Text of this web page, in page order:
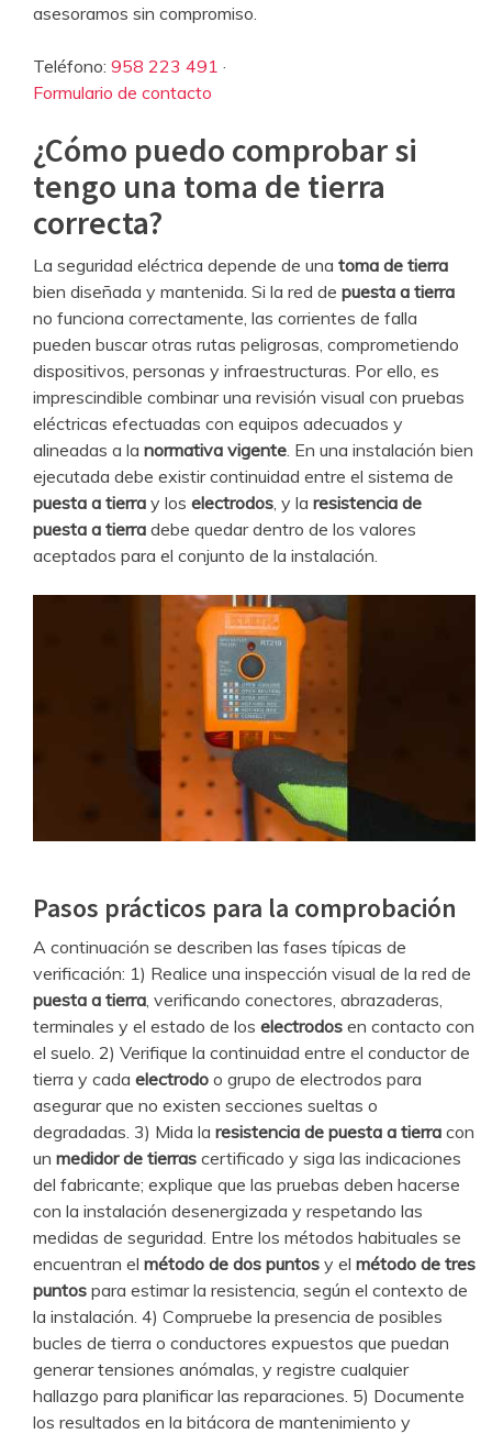
asesoramos sin compromiso.
Teléfono: 958 223 491 ·
Formulario de contacto
¿Cómo puedo comprobar si
tengo una toma de tierra
correcta?
La seguridad eléctrica depende de una toma de tierra
bien diseñada y mantenida. Si la red de puesta a tierra
no funciona correctamente, las corrientes de falla
pueden buscar otras rutas peligrosas, comprometiendo
dispositivos, personas y infraestructuras. Por ello, es
imprescindible combinar una revisión visual con pruebas
eléctricas efectuadas con equipos adecuados y
alineadas a la normativa vigente . En una instalación bien
ejecutada debe existir continuidad entre el sistema de
puesta a tierra y los electrodos , y la resistencia de
puesta a tierra debe quedar dentro de los valores
aceptados para el conjunto de la instalación.
Pasos prácticos para la comprobación
A continuación se describen las fases típicas de
verificación: 1) Realice una inspección visual de la red de
puesta a tierra , verificando conectores, abrazaderas,
terminales y el estado de los electrodos en contacto con
el suelo. 2) Verifique la continuidad entre el conductor de
tierra y cada electrodo o grupo de electrodos para
asegurar que no existen secciones sueltas o
degradadas. 3) Mida la resistencia de puesta a tierra con
un medidor de tierras certificado y siga las indicaciones
del fabricante; explique que las pruebas deben hacerse
con la instalación desenergizada y respetando las
medidas de seguridad. Entre los métodos habituales se
encuentran el método de dos puntos y el método de tres
puntos para estimar la resistencia, según el contexto de
la instalación. 4) Compruebe la presencia de posibles
bucles de tierra o conductores expuestos que puedan
generar tensiones anómalas, y registre cualquier
hallazgo para planificar las reparaciones. 5) Documente
los resultados en la bitácora de mantenimiento y